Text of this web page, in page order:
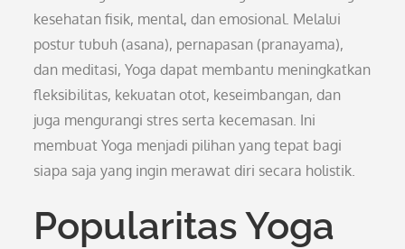
kesehatan fisik, mental, dan emosional. Melalui
postur tubuh (asana), pernapasan (pranayama),
dan meditasi, Yoga dapat membantu meningkatkan
fleksibilitas, kekuatan otot, keseimbangan, dan
juga mengurangi stres serta kecemasan. Ini
membuat Yoga menjadi pilihan yang tepat bagi
siapa saja yang ingin merawat diri secara holistik.
Popularitas Yoga